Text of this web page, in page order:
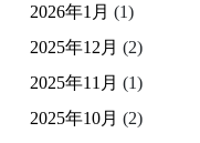
2026年1月 (1)
2025年12月 (2)
2025年11月 (1)
2025年10月 (2)